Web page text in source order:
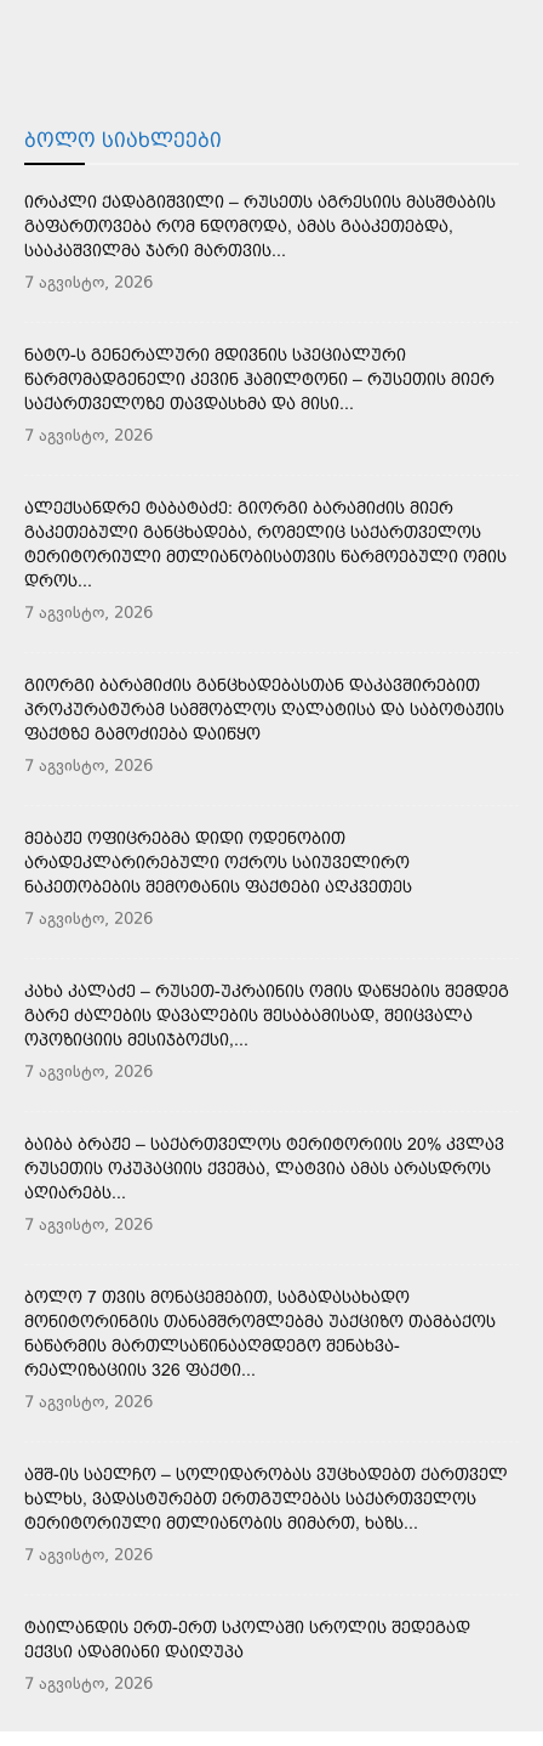
ᲑᲝᲚᲝ ᲡᲘᲐᲮᲚᲔᲔᲑᲘ
ᲘᲠᲐᲙᲚᲘ ᲥᲐᲓᲐᲒᲘᲨᲕᲘᲚᲘ – ᲠᲣᲡᲔᲗᲡ ᲐᲒᲠᲔᲡᲘᲘᲡ ᲛᲐᲡᲨᲢᲐᲑᲘᲡ
ᲒᲐᲤᲐᲠᲗᲝᲕᲔᲑᲐ ᲠᲝᲛ ᲜᲓᲝᲛᲝᲓᲐ, ᲐᲛᲐᲡ ᲒᲐᲐᲙᲔᲗᲔᲑᲓᲐ,
ᲡᲐᲐᲙᲐᲨᲕᲘᲚᲛᲐ ᲯᲐᲠᲘ ᲛᲐᲠᲗᲕᲘᲡ...
7 აგვისტო, 2026
ᲜᲐᲢᲝ-Ს ᲒᲔᲜᲔᲠᲐᲚᲣᲠᲘ ᲛᲓᲘᲕᲜᲘᲡ ᲡᲞᲔᲪᲘᲐᲚᲣᲠᲘ
ᲬᲐᲠᲛᲝᲛᲐᲓᲒᲔᲜᲔᲚᲘ ᲙᲔᲕᲘᲜ ᲰᲐᲛᲘᲚᲢᲝᲜᲘ – ᲠᲣᲡᲔᲗᲘᲡ ᲛᲘᲔᲠ
ᲡᲐᲥᲐᲠᲗᲕᲔᲚᲝᲖᲔ ᲗᲐᲕᲓᲐᲡᲮᲛᲐ ᲓᲐ ᲛᲘᲡᲘ...
7 აგვისტო, 2026
ᲐᲚᲔᲥᲡᲐᲜᲓᲠᲔ ᲢᲐᲑᲐᲢᲐᲫᲔ: ᲒᲘᲝᲠᲒᲘ ᲑᲐᲠᲐᲛᲘᲫᲘᲡ ᲛᲘᲔᲠ
ᲒᲐᲙᲔᲗᲔᲑᲣᲚᲘ ᲒᲐᲜᲪᲮᲐᲓᲔᲑᲐ, ᲠᲝᲛᲔᲚᲘᲪ ᲡᲐᲥᲐᲠᲗᲕᲔᲚᲝᲡ
ᲢᲔᲠᲘᲢᲝᲠᲘᲣᲚᲘ ᲛᲗᲚᲘᲐᲜᲝᲑᲘᲡᲐᲗᲕᲘᲡ ᲬᲐᲠᲛᲝᲔᲑᲣᲚᲘ ᲝᲛᲘᲡ
ᲓᲠᲝᲡ...
7 აგვისტო, 2026
ᲒᲘᲝᲠᲒᲘ ᲑᲐᲠᲐᲛᲘᲫᲘᲡ ᲒᲐᲜᲪᲮᲐᲓᲔᲑᲐᲡᲗᲐᲜ ᲓᲐᲙᲐᲕᲨᲘᲠᲔᲑᲘᲗ
ᲞᲠᲝᲙᲣᲠᲐᲢᲣᲠᲐᲛ ᲡᲐᲛᲨᲝᲑᲚᲝᲡ ᲦᲐᲚᲐᲢᲘᲡᲐ ᲓᲐ ᲡᲐᲑᲝᲢᲐᲟᲘᲡ
ᲤᲐᲥᲢᲖᲔ ᲒᲐᲛᲝᲫᲘᲔᲑᲐ ᲓᲐᲘᲬᲧᲝ
7 აგვისტო, 2026
ᲛᲔᲑᲐᲟᲔ ᲝᲤᲘᲪᲠᲔᲑᲛᲐ ᲓᲘᲓᲘ ᲝᲓᲔᲜᲝᲑᲘᲗ
ᲐᲠᲐᲓᲔᲙᲚᲐᲠᲘᲠᲔᲑᲣᲚᲘ ᲝᲥᲠᲝᲡ ᲡᲐᲘᲣᲕᲔᲚᲘᲠᲝ
ᲜᲐᲙᲔᲗᲝᲑᲔᲑᲘᲡ ᲨᲔᲛᲝᲢᲐᲜᲘᲡ ᲤᲐᲥᲢᲔᲑᲘ ᲐᲦᲙᲕᲔᲗᲔᲡ
7 აგვისტო, 2026
ᲙᲐᲮᲐ ᲙᲐᲚᲐᲫᲔ – ᲠᲣᲡᲔᲗ-ᲣᲙᲠᲐᲘᲜᲘᲡ ᲝᲛᲘᲡ ᲓᲐᲬᲧᲔᲑᲘᲡ ᲨᲔᲛᲓᲔᲒ
ᲒᲐᲠᲔ ᲫᲐᲚᲔᲑᲘᲡ ᲓᲐᲕᲐᲚᲔᲑᲘᲡ ᲨᲔᲡᲐᲑᲐᲛᲘᲡᲐᲓ, ᲨᲔᲘᲪᲕᲐᲚᲐ
ᲝᲞᲝᲖᲘᲪᲘᲘᲡ ᲛᲔᲡᲘᲯᲑᲝᲥᲡᲘ,...
7 აგვისტო, 2026
ᲑᲐᲘᲑᲐ ᲑᲠᲐᲟᲔ – ᲡᲐᲥᲐᲠᲗᲕᲔᲚᲝᲡ ᲢᲔᲠᲘᲢᲝᲠᲘᲘᲡ 20% ᲙᲕᲚᲐᲕ
ᲠᲣᲡᲔᲗᲘᲡ ᲝᲙᲣᲞᲐᲪᲘᲘᲡ ᲥᲕᲔᲨᲐᲐ, ᲚᲐᲢᲕᲘᲐ ᲐᲛᲐᲡ ᲐᲠᲐᲡᲓᲠᲝᲡ
ᲐᲦᲘᲐᲠᲔᲑᲡ...
7 აგვისტო, 2026
ᲑᲝᲚᲝ 7 ᲗᲕᲘᲡ ᲛᲝᲜᲐᲪᲔᲛᲔᲑᲘᲗ, ᲡᲐᲒᲐᲓᲐᲡᲐᲮᲐᲓᲝ
ᲛᲝᲜᲘᲢᲝᲠᲘᲜᲒᲘᲡ ᲗᲐᲜᲐᲛᲨᲠᲝᲛᲚᲔᲑᲛᲐ ᲣᲐᲥᲪᲘᲖᲝ ᲗᲐᲛᲑᲐᲥᲝᲡ
ᲜᲐᲬᲐᲠᲛᲘᲡ ᲛᲐᲠᲗᲚᲡᲐᲬᲘᲜᲐᲐᲦᲛᲓᲔᲒᲝ ᲨᲔᲜᲐᲮᲕᲐ-
ᲠᲔᲐᲚᲘᲖᲐᲪᲘᲘᲡ 326 ᲤᲐᲥᲢᲘ...
7 აგვისტო, 2026
ᲐᲨᲨ-ᲘᲡ ᲡᲐᲔᲚᲩᲝ – ᲡᲝᲚᲘᲓᲐᲠᲝᲑᲐᲡ ᲕᲣᲪᲮᲐᲓᲔᲑᲗ ᲥᲐᲠᲗᲕᲔᲚ
ᲮᲐᲚᲮᲡ, ᲕᲐᲓᲐᲡᲢᲣᲠᲔᲑᲗ ᲔᲠᲗᲒᲣᲚᲔᲑᲐᲡ ᲡᲐᲥᲐᲠᲗᲕᲔᲚᲝᲡ
ᲢᲔᲠᲘᲢᲝᲠᲘᲣᲚᲘ ᲛᲗᲚᲘᲐᲜᲝᲑᲘᲡ ᲛᲘᲛᲐᲠᲗ, ᲮᲐᲖᲡ...
7 აგვისტო, 2026
ᲢᲐᲘᲚᲐᲜᲓᲘᲡ ᲔᲠᲗ-ᲔᲠᲗ ᲡᲙᲝᲚᲐᲨᲘ ᲡᲠᲝᲚᲘᲡ ᲨᲔᲓᲔᲒᲐᲓ
ᲔᲥᲕᲡᲘ ᲐᲓᲐᲛᲘᲐᲜᲘ ᲓᲐᲘᲦᲣᲞᲐ
7 აგვისტო, 2026